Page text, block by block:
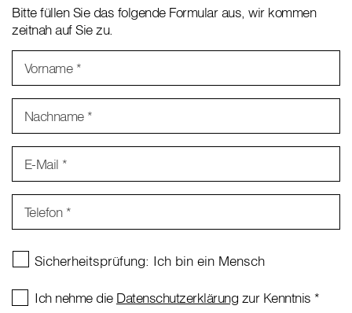
Bitte füllen Sie das folgende Formular aus, wir kommen
zeitnah auf Sie zu.
Vorname *
Nachname *
E-Mail *
Telefon *
Ich nehme die Datenschutzerklärung zur Kenntnis *